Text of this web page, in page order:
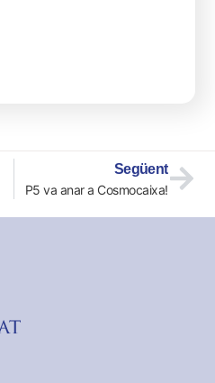
Següent
P5 va anar a Cosmocaixa!